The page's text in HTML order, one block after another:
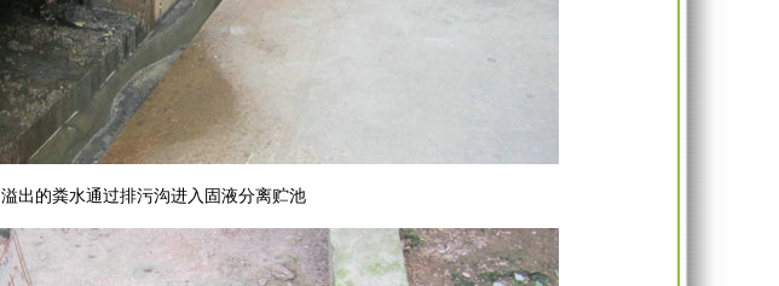
溢出的粪水通过排污沟进入固液分离贮池